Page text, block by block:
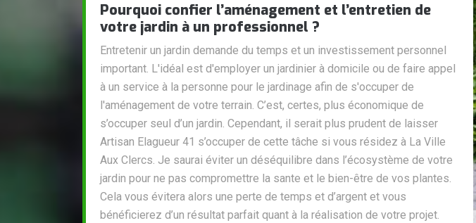
Pourquoi confier l’aménagement et l’entretien de
votre jardin à un professionnel ?
Entretenir un jardin demande du temps et un investissement personnel
important. L'idéal est d'employer un jardinier à domicile ou de faire appel
à un service à la personne pour le jardinage afin de s'occuper de
l'aménagement de votre terrain. C’est, certes, plus économique de
s’occuper seul d’un jardin. Cependant, il serait plus prudent de laisser
Artisan Elagueur 41 s’occuper de cette tâche si vous résidez à La Ville
Aux Clercs. Je saurai éviter un déséquilibre dans l’écosystème de votre
jardin pour ne pas compromettre la sante et le bien-être de vos plantes.
Cela vous évitera alors une perte de temps et d’argent et vous
bénéficierez d’un résultat parfait quant à la réalisation de votre projet.